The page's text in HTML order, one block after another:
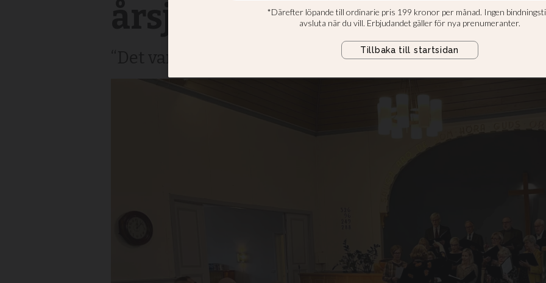
årsjubileum
“Det var ett fantastiskt jubileum, det var verkligen